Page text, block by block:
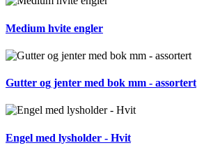
Medium hvite engler
Gutter og jenter med bok mm - assortert
Engel med lysholder - Hvit